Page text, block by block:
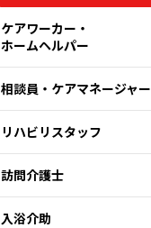
ケアワーカー・
ホームヘルパー
相談員・ケアマネージャー
リハビリスタッフ
訪問介護士
入浴介助